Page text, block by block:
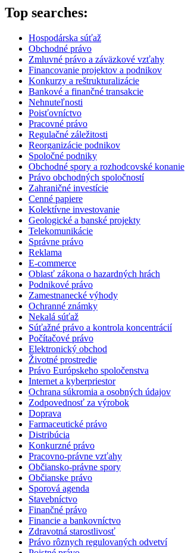
Top searches:
Hospodárska súťaž
Obchodné právo
Zmluvné právo a záväzkové vzťahy
Financovanie projektov a podnikov
Konkurzy a reštrukturalizácie
Bankové a finančné transakcie
Nehnuteľnosti
Poisťovníctvo
Pracovné právo
Regulačné záležitosti
Reorganizácie podnikov
Spoločné podniky
Obchodné spory a rozhodcovské konanie
Právo obchodných spoločností
Zahraničné investície
Cenné papiere
Kolektívne investovanie
Geologické a banské projekty
Telekomunikácie
Správne právo
Reklama
E-commerce
Oblasť zákona o hazardných hrách
Podnikové právo
Zamestnanecké výhody
Ochranné známky
Nekalá súťaž
Súťažné právo a kontrola koncentrácií
Počítačové právo
Elektronický obchod
Životné prostredie
Právo Európskeho spoločenstva
Internet a kyberpriestor
Ochrana súkromia a osobných údajov
Zodpovednosť za výrobok
Doprava
Farmaceutické právo
Distribúcia
Konkurzné právo
Pracovno-právne vzťahy
Občiansko-právne spory
Občianske právo
Sporová agenda
Stavebníctvo
Finančné právo
Financie a bankovníctvo
Zdravotná starostlivosť
Právo rôznych regulovaných odvetví